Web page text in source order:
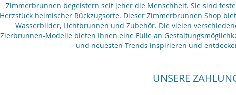
Zimmerbrunnen begeistern seit jeher die Menschheit. Sie sind
Herzstück heimischer Rückzugsorte. Dieser Zimmerbrunnen Shop
Wasserbilder, Lichtbrunnen und Zubehör. Die vielen
Zierbrunnen-Modelle bieten Ihnen eine Fülle an
und neuesten Trends inspirieren und
UNSERE